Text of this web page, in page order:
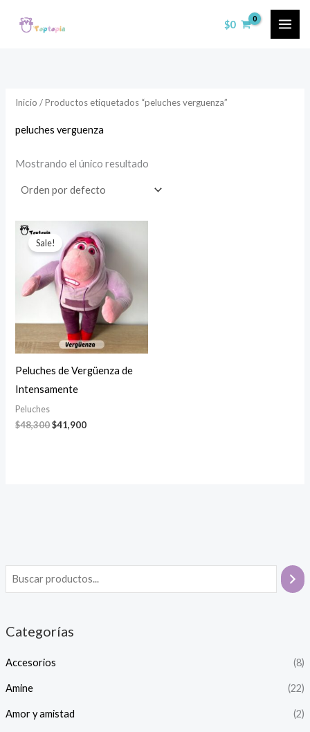
$0
Categorías
Accesorios (8)
Amine (22)
Amor y amistad (2)
Inicio / Productos etiquetados “peluches verguenza”
peluches verguenza
Mostrando el único resultado
Sale!
Peluches de Vergüenza de
Intensamente
Peluches
$48,300Original
$41,900Current